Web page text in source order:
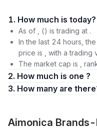
1. How much is today?
As of , () is trading at .
In the last 24 hours,
price is , with a trading
The market cap is ,
2. How much is one ?
3. How many are
Aimonica